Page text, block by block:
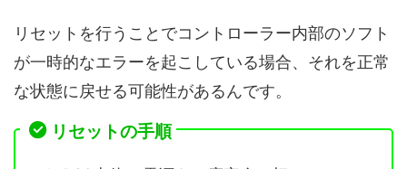
リセットを行うことでコントローラー内部のソフト
が一時的なエラーを起こしている場合、それを正常
な状態に戻せる可能性があるんです。
リセットの手順